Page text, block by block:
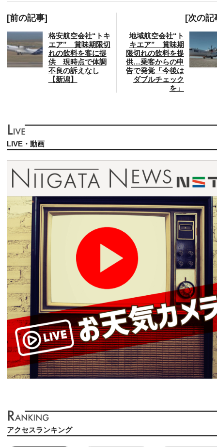
[前の記事]
格安航空会社“トキ
エア” 賞味期限切
れの飲料を客に提
供 現時点で体調
不良の訴えなし
【新潟】
[次の記
地域航空会社“ト
キエア” 賞味期
限切れの飲料を提
供…乗客からの申
告で発覚「今後は
ダブルチェック
を」
LIVE・動画
アクセスランキング